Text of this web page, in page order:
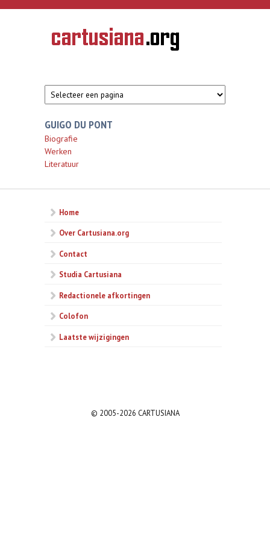
Overslaan en naar de inhoud gaan
CARTUSIANA
Geschiedenis
van de
GUIGO DU PONT
Biografie
Werken
Literatuur
Home
Over Cartusiana.org
Contact
Studia Cartusiana
Redactionele afkortingen
Colofon
Laatste wijzigingen
© 2005-2026 CARTUSIANA